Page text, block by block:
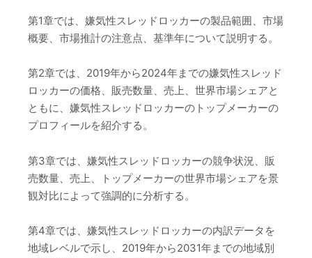
第1章では、嫌気性スレッドロッカーの製品範囲、市場
概要、市場推計の注意点、基準年について説明する。
第2章では、2019年から2024年までの嫌気性スレッド
ロッカーの価格、販売数量、売上、世界市場シェアと
ともに、嫌気性スレッドロッカーのトップメーカーの
プロフィールを紹介する。
第3章では、嫌気性スレッドロッカーの競争状況、販
売数量、売上、トップメーカーの世界市場シェアを景
観対比によって強調的に分析する。
第4章では、嫌気性スレッドロッカーの内訳データを
地域レベルで示し、2019年から2031年までの地域別